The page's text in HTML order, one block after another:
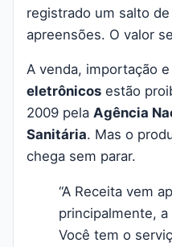
registrado um salto
apreensões. O valor
A venda, importação
eletrônicos estão
2009 pela Agência
Sanitária. Mas o
chega sem parar.
“A Receita vem
principalmente,
Você tem o